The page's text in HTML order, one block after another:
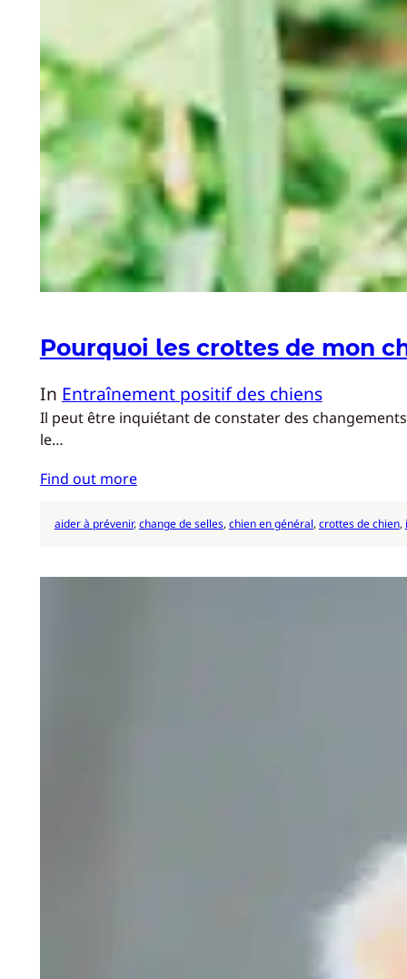
Pourquoi les crottes de mon
In Entraînement positif des chiens
Il peut être inquiétant de constater des
le…
Find out more
aider à prévenir, change de selles, chien en général, crottes de chien,